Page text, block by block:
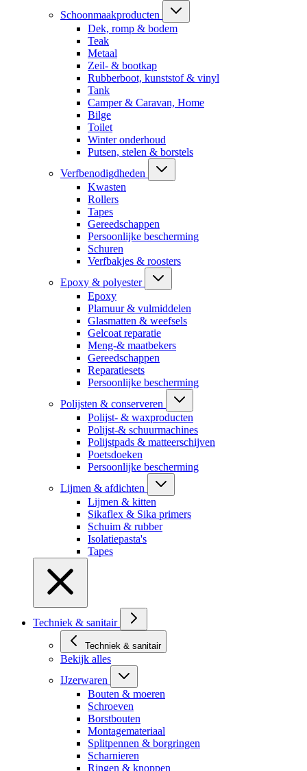
Schoonmaakproducten
Dek, romp & bodem
Teak
Metaal
Zeil- & bootkap
Rubberboot, kunststof & vinyl
Tank
Camper & Caravan, Home
Bilge
Toilet
Winter onderhoud
Putsen, stelen & borstels
Verfbenodigdheden
Kwasten
Rollers
Tapes
Gereedschappen
Persoonlijke bescherming
Schuren
Verfbakjes & roosters
Epoxy & polyester
Epoxy
Plamuur & vulmiddelen
Glasmatten & weefsels
Gelcoat reparatie
Meng-& maatbekers
Gereedschappen
Reparatiesets
Persoonlijke bescherming
Polijsten & conserveren
Polijst- & waxproducten
Polijst-& schuurmachines
Polijstpads & matteerschijven
Poetsdoeken
Persoonlijke bescherming
Lijmen & afdichten
Lijmen & kitten
Sikaflex & Sika primers
Schuim & rubber
Isolatiepasta's
Tapes
Techniek & sanitair
Techniek & sanitair
Bekijk alles
IJzerwaren
Bouten & moeren
Schroeven
Borstbouten
Montagemateriaal
Splitpennen & borgringen
Scharnieren
Ringen & knoppen